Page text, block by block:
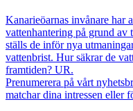
Kanarieöarnas invånare har
vattenhantering på grund av
ställs de inför nya
vattenbrist. Hur säkrar de
framtiden? UR.
Prenumerera på vårt
matchar dina intressen eller